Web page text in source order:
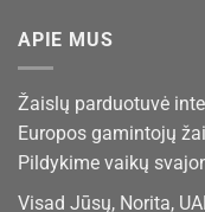
APIE MUS
Žaislų parduotuvė
Europos gamintojų
Pildykime vaikų
Visad Jūsų, Norita,